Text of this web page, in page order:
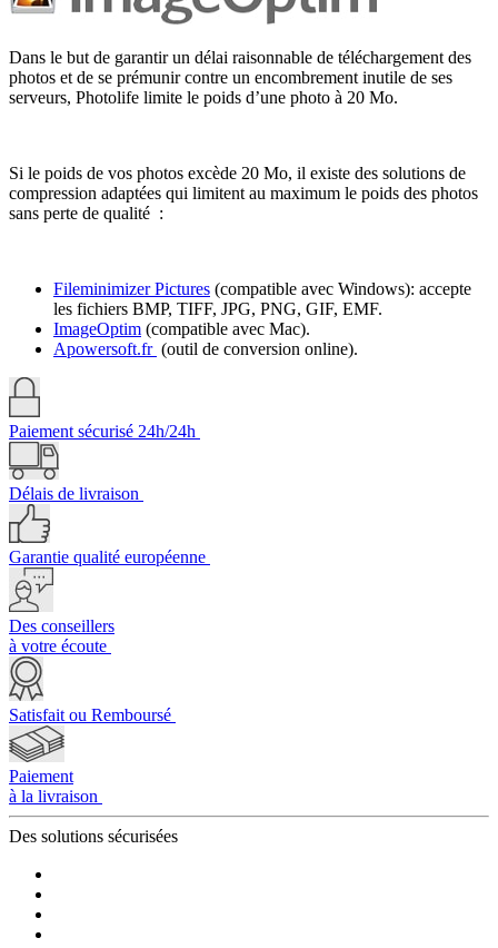
Dans le but de garantir un délai raisonnable de téléchargement des
photos et de se prémunir contre un encombrement inutile de ses
serveurs, Photolife limite le poids d’une photo à 20 Mo.
Si le poids de vos photos excède 20 Mo, il existe des solutions de
compression adaptées qui limitent au maximum le poids des photos
sans perte de qualité :
Fileminimizer Pictures (compatible avec Windows): accepte
les fichiers BMP, TIFF, JPG, PNG, GIF, EMF.
ImageOptim (compatible avec Mac).
Apowersoft.fr (outil de conversion online).
Paiement sécurisé 24h/24h
Délais de livraison
Garantie qualité européenne
Des conseillers
à votre écoute
Satisfait ou Remboursé
Paiement
à la livraison
Des solutions sécurisées